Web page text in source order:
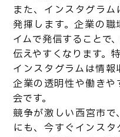
また、インスタグラ
発揮します。企業の
イムで発信することで
伝えやすくなります。
インスタグラムは情報
企業の透明性や働き
会です。
競争が激しい西宮市
にも、今すぐインス